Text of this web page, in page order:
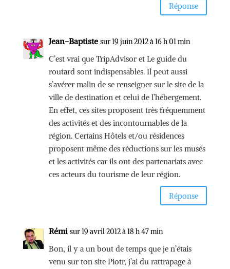
Réponse
Jean-Baptiste sur 19 juin 2012 à 16 h 01 min
C’est vrai que TripAdvisor et Le guide du
routard sont indispensables. Il peut aussi
s’avérer malin de se renseigner sur le site de la
ville de destination et celui de l’hébergement.
En effet, ces sites proposent très fréquemment
des activités et des incontournables de la
région. Certains Hôtels et/ou résidences
proposent même des réductions sur les musés
et les activités car ils ont des partenariats avec
ces acteurs du tourisme de leur région.
Réponse
Rémi sur 19 avril 2012 à 18 h 47 min
Bon, il y a un bout de temps que je n’étais
venu sur ton site Piotr, j’ai du rattrapage à